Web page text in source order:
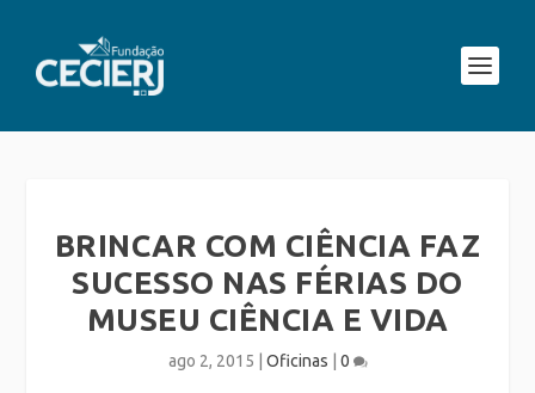
BRINCAR COM CIÊNCIA FAZ
SUCESSO NAS FÉRIAS DO
MUSEU CIÊNCIA E VIDA
ago 2, 2015 Oficinas 0